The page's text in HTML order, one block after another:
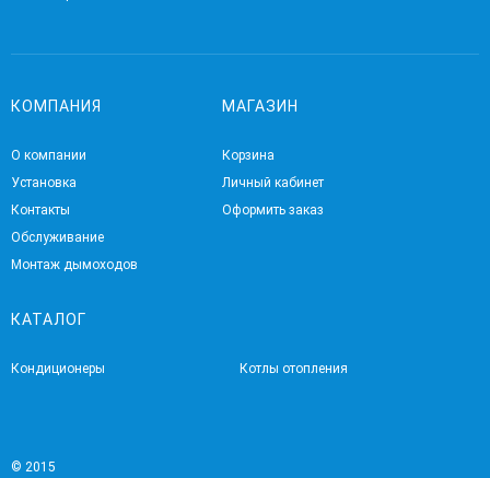
КОМПАНИЯ
О компании
Установка
Контакты
Обслуживание
Монтаж дымоходов
МАГАЗИН
Корзина
Личный кабинет
Оформить заказ
КАТАЛОГ
Кондиционеры Котлы отопления
© 2015